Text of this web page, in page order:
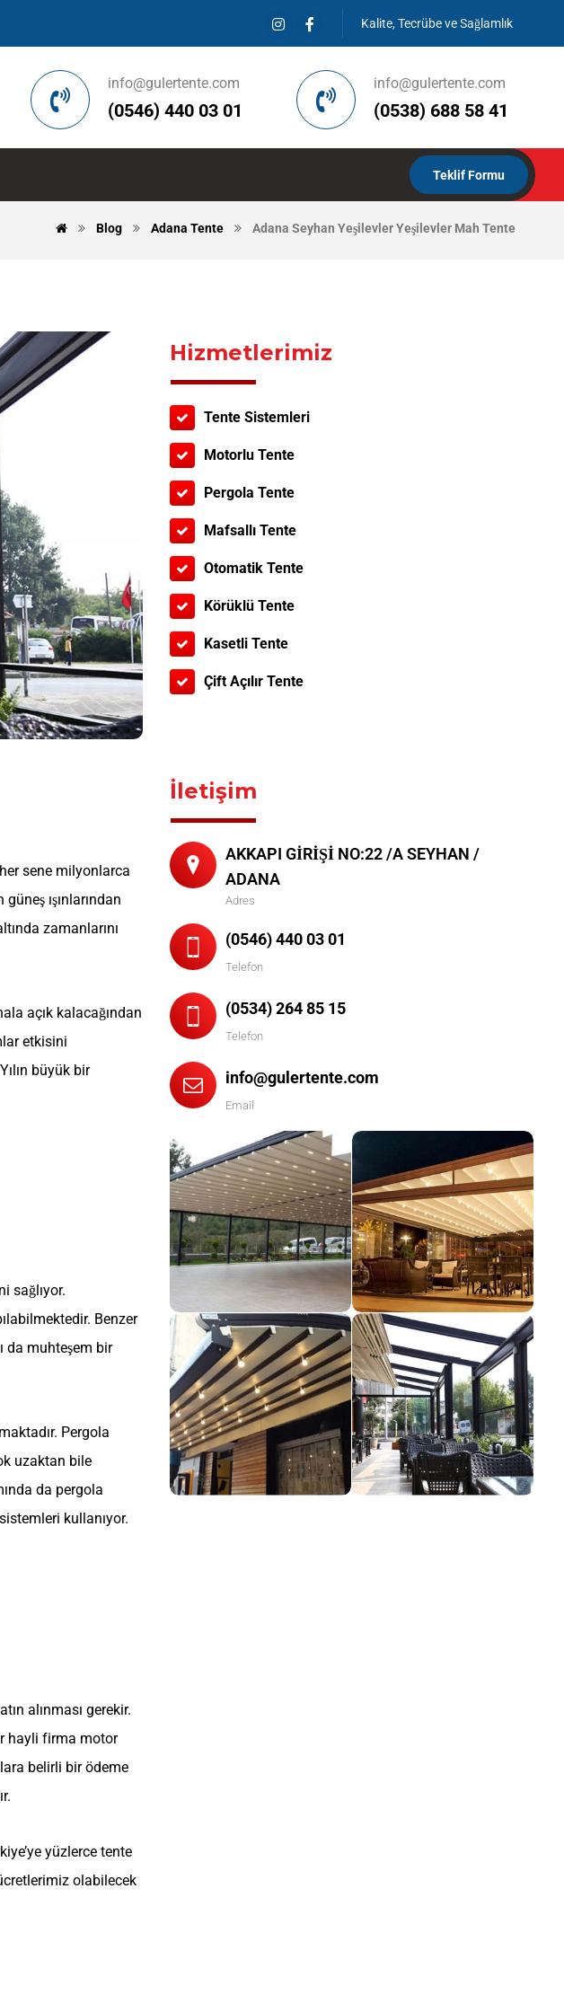
Kalite, Tecrübe ve Sağlamlık
info@gulertente.com
(0538) 688 58 41
info@gulertente.com
(0546) 440 03 01
Teklif Formu
Blog Adana Tente Adana Seyhan Yeşilevler Yeşilevler Mah Tente
sene milyonlarca
ışınlarından
zamanlarını
açık kalacağından
etkisini
büyük bir
sağlıyor.
Benzer
da muhteşem bir
Pergola
uzaktan bile
da pergola
kullanıyor.
alınması gerekir.
hayli firma motor
belirli bir ödeme
yüzlerce tente
olabilecek
Hizmetlerimiz
Tente Sistemleri
Motorlu Tente
Pergola Tente
Mafsallı Tente
Otomatik Tente
Körüklü Tente
Kasetli Tente
Çift Açılır Tente
İletişim
AKKAPI GİRİŞİ NO:22 /A SEYHAN /
ADANA
Adres
(0546) 440 03 01
Telefon
(0534) 264 85 15
Telefon
info@gulertente.com
Email